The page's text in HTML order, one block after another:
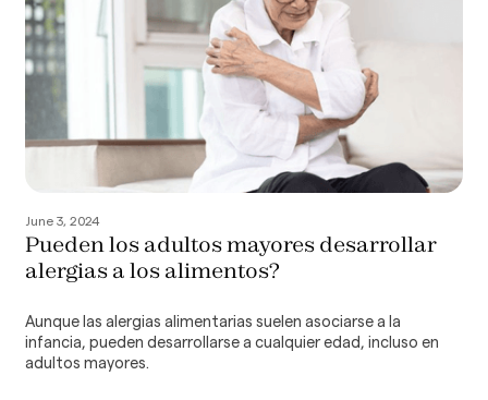
June 3, 2024
Pueden los adultos mayores desarrollar
alergias a los alimentos?
Aunque las alergias alimentarias suelen asociarse a la
infancia, pueden desarrollarse a cualquier edad, incluso en
adultos mayores.